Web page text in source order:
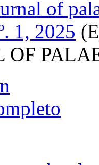
of
1, 2025
OF